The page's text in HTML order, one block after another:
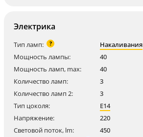
Электрика
Тип ламп: ?
Накаливания
Мощность лампы:
40
Мощность ламп, max:
40
Количество ламп:
3
Количество ламп 2:
3
Тип цоколя:
E14
Напряжение:
220
Световой поток, lm:
450